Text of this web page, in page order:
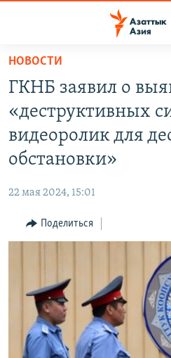
Вернуться
основному
содержанию
главной
Вернутся
поиску
УЗБЕКИСТАН
ВОЙНА В УКРАИНЕ
НА ДРУГИХ ЯЗЫКАХ
ЎЗБЕКЧА
TÜRKMENÇE
ПОДПИШИТЕСЬ НА НАС В СОЦСЕТЯХ
НОВОСТИ
ГКНБ заявил о
«деструктивных
видеоролик для
обстановки»
22 мая 2024, 15:01
Поделиться